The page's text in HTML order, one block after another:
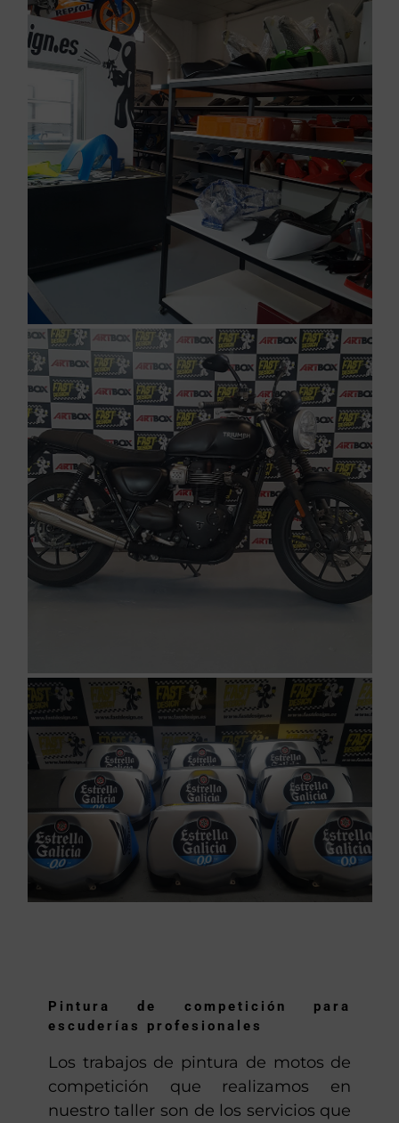
Pintura de competición para
escuderías profesionales
Los trabajos de pintura de motos de
competición que realizamos en
nuestro taller son de los servicios que